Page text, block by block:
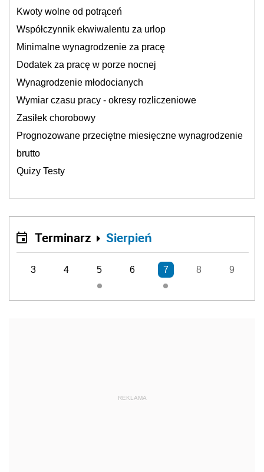
Kwoty wolne od potrąceń
Współczynnik ekwiwalentu za urlop
Minimalne wynagrodzenie za pracę
Dodatek za pracę w porze nocnej
Wynagrodzenie młodocianych
Wymiar czasu pracy - okresy rozliczeniowe
Zasiłek chorobowy
Prognozowane przeciętne miesięczne wynagrodzenie
brutto
Quizy Testy
Terminarz Sierpień
3 4 5 6 7 8 9
REKLAMA